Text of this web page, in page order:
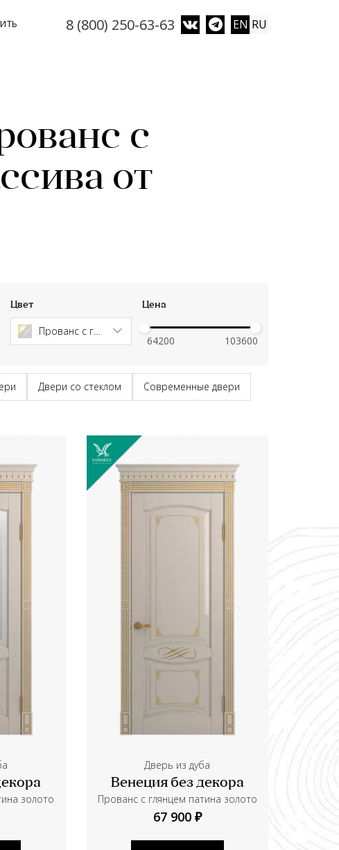
8 (800) 250-63-63 EN RU
с
от
Цвет
Прованс с глянцем патина золото
Цена
Двери со стеклом Современные двери
золото
Дверь из дуба
Венеция без декора
Прованс с глянцем патина золото
67 900 ₽